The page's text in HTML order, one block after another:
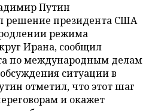
Путин
решение президента США
режима
Ирана, сообщил
по международным делам
ситуации в
отметил, что этот шаг
и окажет